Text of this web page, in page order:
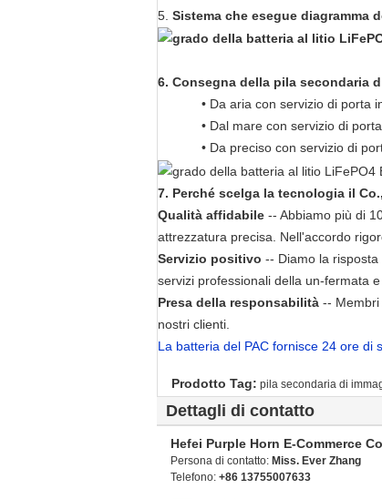
5. Sistema che esegue diagramma
6. Consegna della pila secondaria
• Da aria con servizio di porta
• Dal mare con servizio di
• Da preciso con servizio di
7. Perché scelga la tecnologia il
Qualità affidabile -- Abbiamo più di
attrezzatura precisa. Nell'accordo
Servizio positivo -- Diamo la
servizi professionali della un-fermata e
Presa della responsabilità -- Membri
nostri clienti.
La batteria del PAC fornisce 24 ore di
Prodotto Tag: pila secondaria di
Dettagli di contatto
Hefei Purple Horn E-Commerce
Persona di contatto: Miss. Ever Zhang
Telefono: +86 13755007633